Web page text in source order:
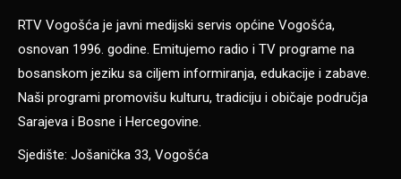
RTV Vogošća je javni medijski servis općine Vogošća,
osnovan 1996. godine. Emitujemo radio i TV programe na
bosanskom jeziku sa ciljem informiranja, edukacije i zabave.
Naši programi promovišu kulturu, tradiciju i običaje područja
Sarajeva i Bosne i Hercegovine.
Sjedište: Jošanička 33, Vogošća